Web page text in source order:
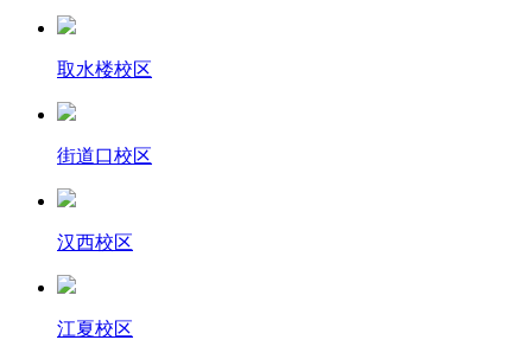
取水楼校区
街道口校区
汉西校区
江夏校区